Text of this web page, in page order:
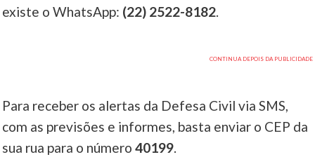
existe o WhatsApp: (22) 2522-8182.
Para receber os alertas da Defesa Civil via SMS,
com as previsões e informes, basta enviar o CEP da
sua rua para o número40199.